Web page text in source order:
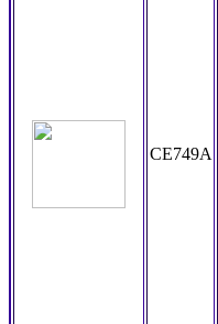
CE749A